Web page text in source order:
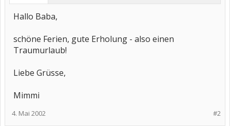
Hallo Baba,
schöne Ferien, gute Erholung - also einen
Traumurlaub!
Liebe Grüsse,
Mimmi
#2
4. Mai 2002